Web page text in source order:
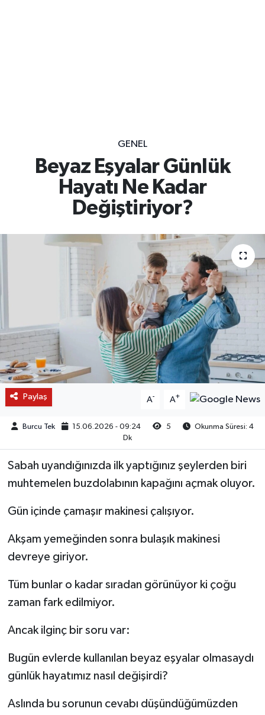
GENEL
Beyaz Eşyalar Günlük
Hayatı Ne Kadar
Değiştiriyor?
Paylaş A- A+
Burcu Tek 15.06.2026 - 09:24 5
Okunma Süresi: 4
Dk
Sabah uyandığınızda ilk yaptığınız şeylerden biri
muhtemelen buzdolabının kapağını açmak oluyor.
Gün içinde çamaşır makinesi çalışıyor.
Akşam yemeğinden sonra bulaşık makinesi
devreye giriyor.
Tüm bunlar o kadar sıradan görünüyor ki çoğu
zaman fark edilmiyor.
Ancak ilginç bir soru var:
Bugün evlerde kullanılan beyaz eşyalar olmasaydı
günlük hayatımız nasıl değişirdi?
Aslında bu sorunun cevabı düşündüğümüzden